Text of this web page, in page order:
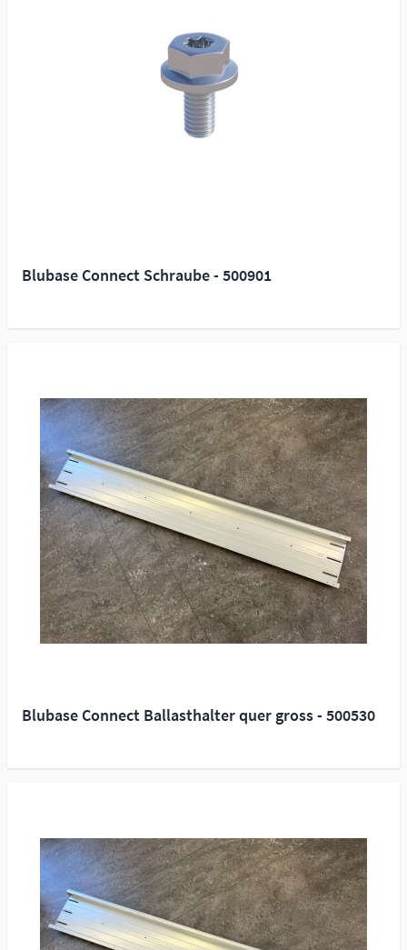
Blubase Connect Schraube - 500901
Blubase Connect Ballasthalter quer gross - 500530